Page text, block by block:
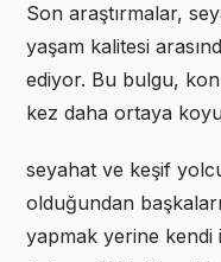
Son araştırmalar,
yaşam kalitesi
ediyor. Bu bulgu,
kez daha ortaya
seyahat ve keşif
olduğundan
yapmak yerine